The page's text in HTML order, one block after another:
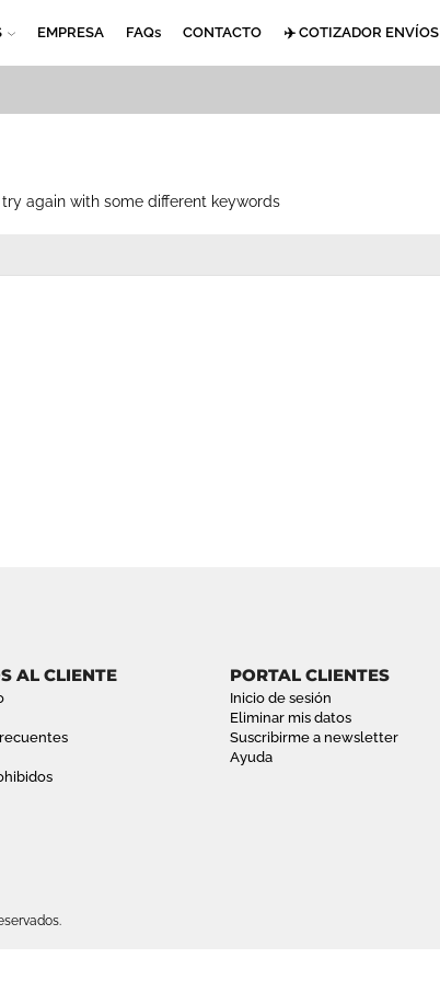
EMPRESA FAQs CONTACTO ✈️ COTIZADOR ENVÍOS
again with some different keywords
AL CLIENTE PORTAL CLIENTES
Inicio de sesión
Eliminar mis datos
Suscribirme a newsletter
Ayuda